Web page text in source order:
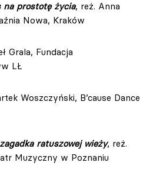
na prostotę życia, reż. Anna
Nowa, Kraków
Grala, Fundacja
LŁ
Woszczyński, B’cause Dance
ratuszowej wieży, reż.
Muzyczny w Poznaniu